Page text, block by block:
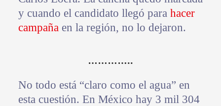
y cuando el candidato llegó para hacer
campañaen la región, no lo dejaron.
…………..
No todo está “claro como el agua” en
esta cuestión. En México hay 3 mil 304